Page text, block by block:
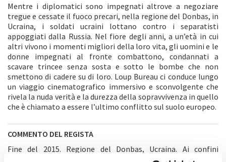
Mentre i diplomatici sono impegnati altrove a negoziare
tregue e cessate il fuoco precari, nella regione del Donbas, in
Ucraina, i soldati ucraini lottano contro i separatisti
appoggiati dalla Russia. Nel fiore degli anni, a un’età in cui
altri vivono i momenti migliori della loro vita, gli uomini e le
donne impegnati al fronte combattono, condannati a
scavare trincee senza sosta e sotto le bombe che non
smettono di cadere su di loro. Loup Bureau ci conduce lungo
un viaggio cinematografico immersivo e sconvolgente che
rivela la nuda verità e la durezza della sopravvivenza in quello
che è chiamato a essere l’ultimo conflitto sul suolo europeo.
COMMENTO DEL REGISTA
Fine del 2015. Regione del Donbas, Ucraina. Ai confini
dell’Europa Orientale, migliaia di uomini si rifugiano nelle